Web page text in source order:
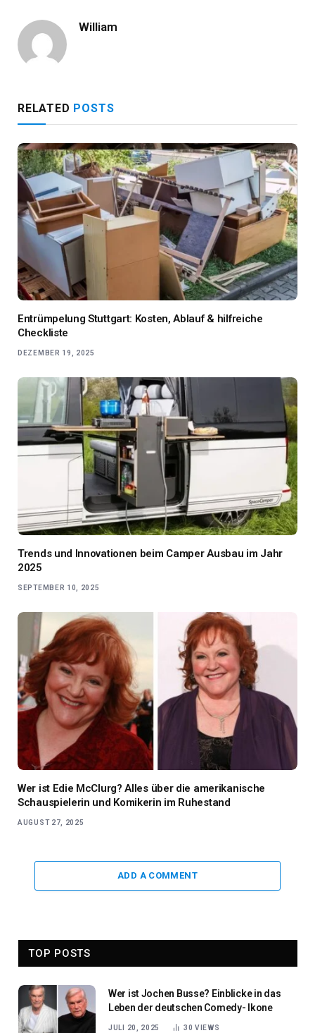
William
RELATED POSTS
Entrümpelung Stuttgart: Kosten, Ablauf & hilfreiche
Checkliste
DEZEMBER 19, 2025
Trends und Innovationen beim Camper Ausbau im Jahr
2025
SEPTEMBER 10, 2025
Wer ist Edie McClurg? Alles über die amerikanische
Schauspielerin und Komikerin im Ruhestand
AUGUST 27, 2025
ADD A COMMENT
TOP POSTS
Wer ist Jochen Busse? Einblicke in das
Leben der deutschen Comedy- Ikone
JULI 20, 2025 30 VIEWS